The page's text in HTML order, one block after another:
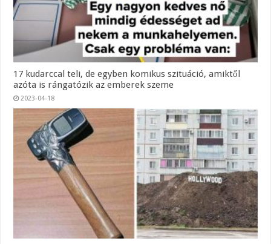
17 kudarccal teli, de egyben komikus szituáció, amiktől
azóta is rángatózik az emberek szeme
2023-04-18